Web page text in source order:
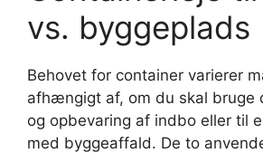
vs. byggeplads
Behovet for container varierer
afhængigt af, om du skal bruge
og opbevaring af indbo eller til
med byggeaffald. De to